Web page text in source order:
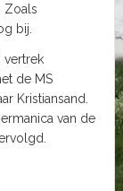
Zoals
bij.
vertrek
de MS
Kristiansand.
van de